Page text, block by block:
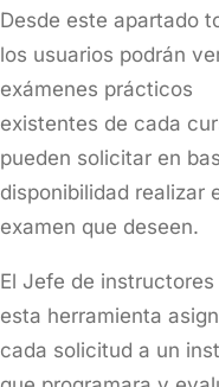
Desde este apartado
los usuarios podrán
exámenes prácticos
existentes de cada
pueden solicitar en
disponibilidad realizar
examen que deseen.
El Jefe de instructores
esta herramienta
cada solicitud a un